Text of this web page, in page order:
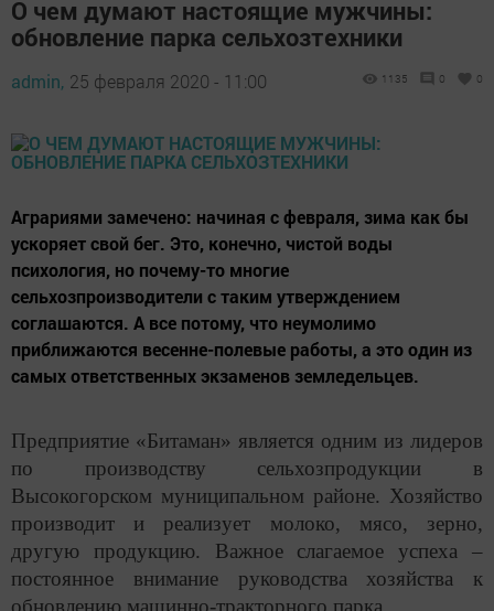
О чем думают настоящие мужчины:
обновление парка сельхозтехники
admin, 25 февраля 2020 - 11:00 1135 0 0
Аграриями замечено: начиная с февраля, зима как бы
ускоряет свой бег. Это, конечно, чистой воды
психология, но почему-то многие
сельхозпроизводители с таким утверждением
соглашаются. А все потому, что неумолимо
приближаются весенне-полевые работы, а это один из
самых ответственных экзаменов земледельцев.
Предприятие «Битаман» является одним из лидеров
по производству сельхозпродукции в
Высокогорском муниципальном районе. Хозяйство
производит и реализует молоко, мясо, зерно,
другую продукцию. Важное слагаемое успеха –
постоянное внимание руководства хозяйства к
обновлению машинно-тракторного парка.